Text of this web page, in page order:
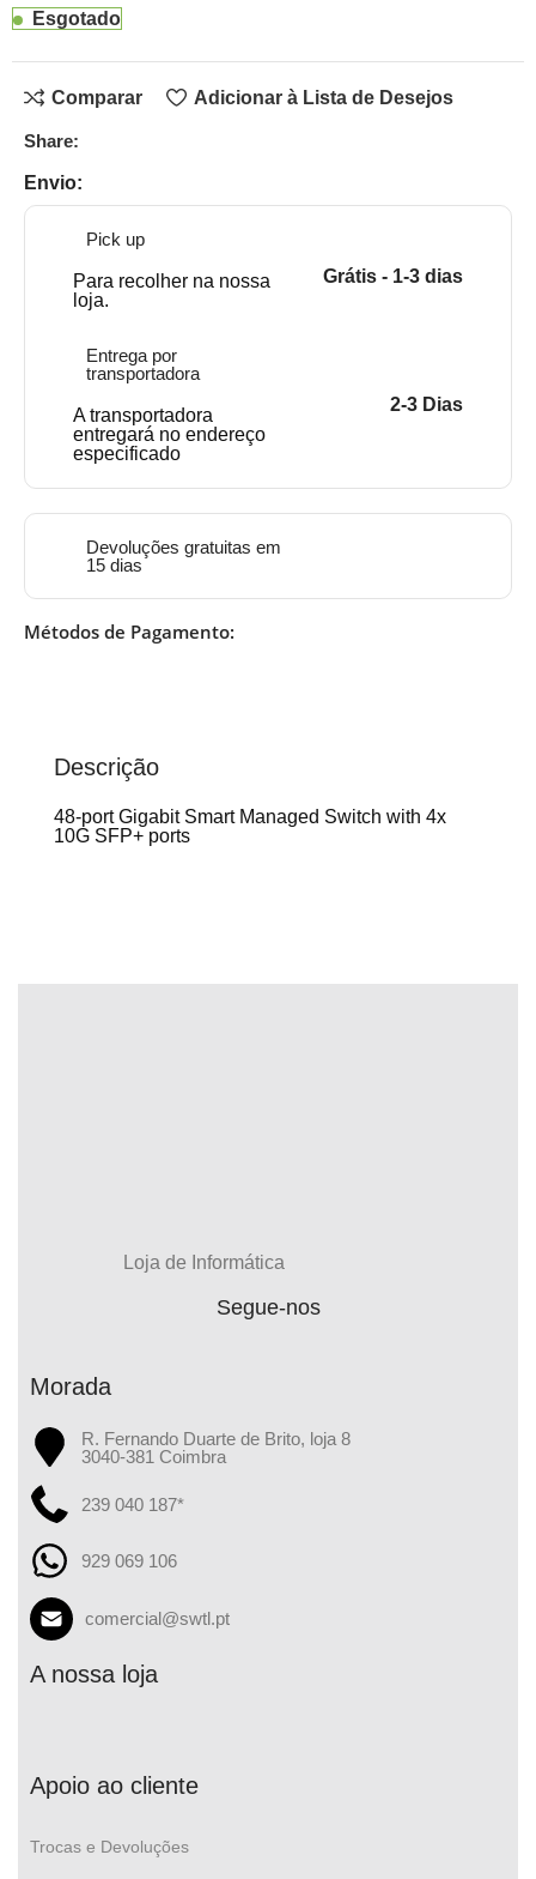
Esgotado
Comparar Adicionar à Lista de Desejos
Share:
Envio:
Pick up
Para recolher na nossa
loja.
Grátis - 1-3 dias
Entrega por
transportadora
A transportadora
entregará no endereço
especificado
2-3 Dias
Devoluções gratuitas em
15 dias
Métodos de Pagamento:
Descrição
48-port Gigabit Smart Managed Switch with 4x
10G SFP+ ports
Loja de Informática
Segue-nos
Morada
R. Fernando Duarte de Brito, loja 8
3040-381 Coimbra
239 040 187*
929 069 106
comercial@swtl.pt
A nossa loja
Apoio ao cliente
Trocas e Devoluções